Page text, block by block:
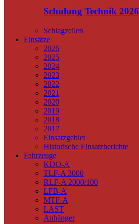
Schulung Technik 2026
Schlagzeilen
Einsätze
2026
2025
2024
2023
2022
2021
2020
2019
2018
2017
Einsatzgebiet
Historische Einsatzberichte
Fahrzeuge
KDO-A
TLF-A 3000
RLF-A 2000/100
LFB-A
MTF-A
LAST
Anhänger